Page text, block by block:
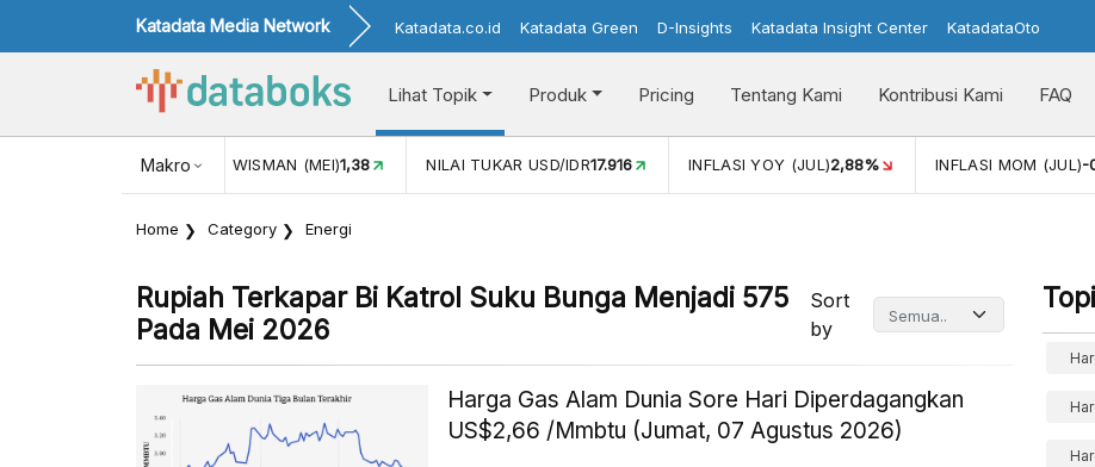
Katadata Media Network Katadata.co.id Katadata Green D-Insights Katadata Insight Center KatadataOto
Lihat Topik Produk Pricing Tentang Kami Kontribusi Kami FAQ
Makro
WISMAN (MEI)1,38 NILAI TUKAR USD/IDR17.916 INFLASI YOY (JUL) 2,88% INFLASI MOM (JUL) -0,14%
Home Category Energi
Rupiah Terkapar Bi Katrol Suku Bunga Menjadi 575
Pada Mei 2026
Sort
by
Harga Gas Alam Dunia Sore Hari Diperdagangkan
US$2,66 /Mmbtu (Jumat, 07 Agustus 2026)